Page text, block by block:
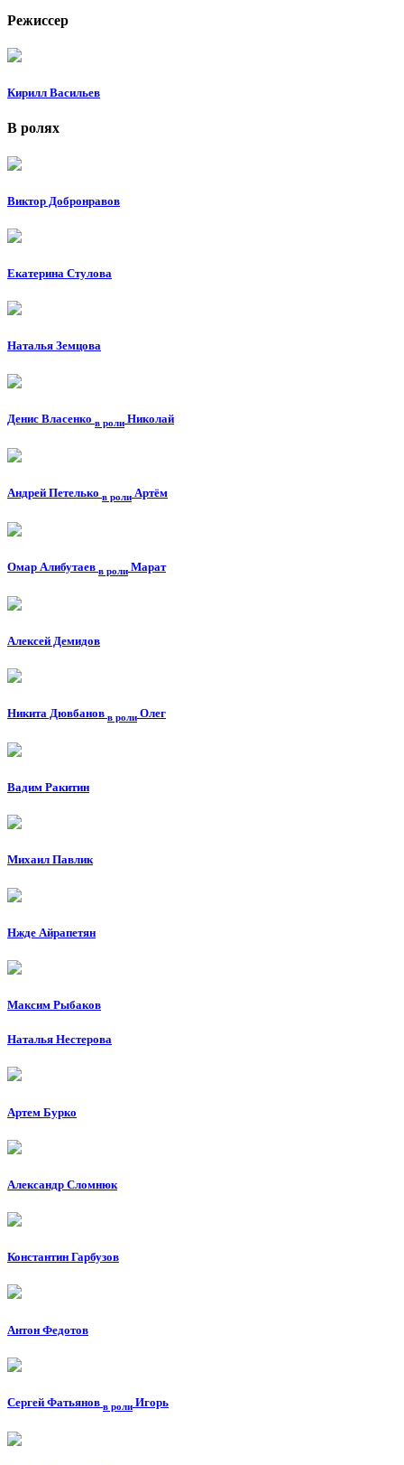
Режиссер
Кирилл Васильев
В ролях
Виктор Добронравов
Екатерина Стулова
Наталья Земцова
Денис Власенко в роли Николай
Андрей Петелько в роли Артём
Омар Алибутаев в роли Марат
Алексей Демидов
Никита Дювбанов в роли Олег
Вадим Ракитин
Михаил Павлик
Нжде Айрапетян
Максим Рыбаков
Наталья Нестерова
Артем Бурко
Александр Сломнюк
Константин Гарбузов
Антон Федотов
Сергей Фатьянов в роли Игорь